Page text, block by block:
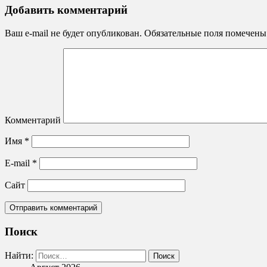
Добавить комментарий
Ваш e-mail не будет опубликован. Обязательные поля
Комментарий
Имя *
E-mail *
Сайт
Поиск
Найти: